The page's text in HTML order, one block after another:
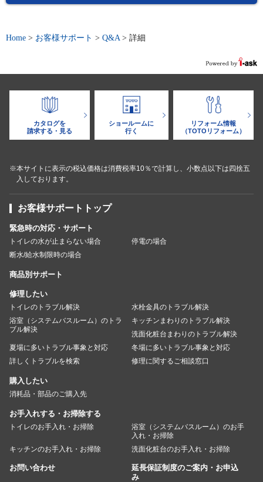
Home > お客様サポート > Q&A > 詳細
カタログを
請求する・見る
ショールームに
行く
リフォーム情報
（TOTOリフォーム）
※本サイトに表示の税込価格は消費税率10％で計算し、小数点以下は四捨五
入しております。
お客様サポートトップ
緊急時の対応・サポート
トイレの水が止まらない場合
停電の場合
断水/給水制限時の場合
商品別サポート
修理したい
トイレのトラブル解決
水栓金具のトラブル解決
浴室（システムバスルーム）のトラ
ブル解決
キッチンまわりのトラブル解決
洗面化粧台まわりのトラブル解決
夏場に多いトラブル事象と対応
冬場に多いトラブル事象と対応
詳しくトラブルを検索
修理に関するご相談窓口
購入したい
消耗品・部品のご購入先
お手入れする・お掃除する
トイレのお手入れ・お掃除
浴室（システムバスルーム）のお手
入れ・お掃除
キッチンのお手入れ・お掃除
洗面化粧台のお手入れ・お掃除
お問い合わせ
延長保証制度のご案内・お申込
み